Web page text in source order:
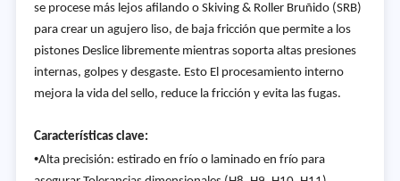
se procese más lejos afilando o Skiving & Roller Bruñido (SRB)
para crear un agujero liso, de baja fricción que permite a los
pistones Deslice libremente mientras soporta altas presiones
internas, golpes y desgaste. Esto El procesamiento interno
mejora la vida del sello, reduce la fricción y evita las fugas.
Características clave:
•Alta precisión: estirado en frío o laminado en frío para